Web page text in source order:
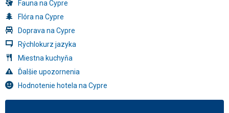
Fauna na Cypre
Flóra na Cypre
Doprava na Cypre
Rýchlokurz jazyka
Miestna kuchyňa
Ďalšie upozornenia
Hodnotenie hotela na Cypre